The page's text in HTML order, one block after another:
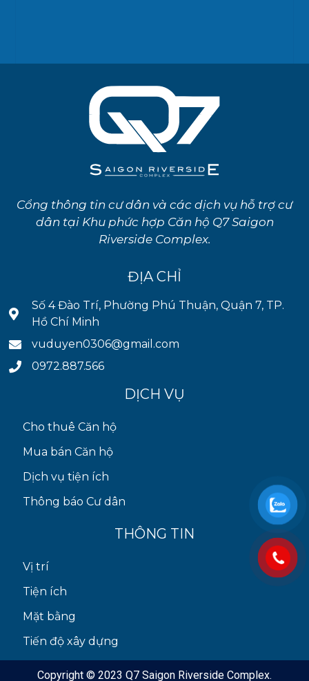
Cổng thông tin cư dân và các dịch vụ hỗ trợ cư
dân tại Khu phức hợp Căn hộ Q7 Saigon
Riverside Complex.
ĐỊA CHỈ
Số 4 Đào Trí, Phường Phú Thuận, Quận 7, TP.
Hồ Chí Minh
vuduyen0306@gmail.com
0972.887.566
DỊCH VỤ
Cho thuê Căn hộ
Mua bán Căn hộ
Dịch vụ tiện ích
Thông báo Cư dân
THÔNG TIN
Vị trí
Tiện ích
Mặt bằng
Tiến độ xây dựng
Copyright © 2023 Q7 Saigon Riverside Complex.